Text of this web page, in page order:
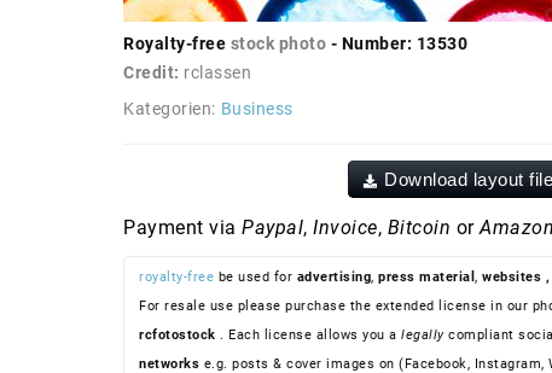
Royalty-free stock photo - Number: 13530
Credit: rclassen
Kategorien: Business
Download layout file
Payment via Paypal, Invoice, Bitcoin or
royalty-free be used for advertising, press material , websites
For resale use please purchase the extended license in our
rcfotostock . Each license allows you a legallycompliant
networks e.g. posts & cover images on (Facebook, Instagram,